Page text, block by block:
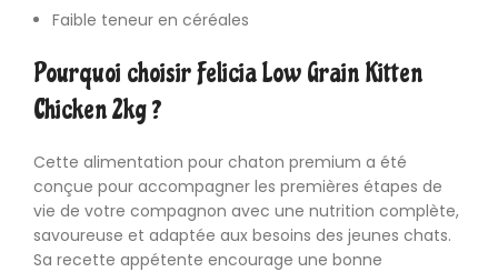
Faible teneur en céréales
Pourquoi choisir Felicia Low Grain Kitten
Chicken 2kg ?
Cette alimentation pour chaton premium a été
conçue pour accompagner les premières étapes de
vie de votre compagnon avec une nutrition complète,
savoureuse et adaptée aux besoins des jeunes chats.
Sa recette appétente encourage une bonne